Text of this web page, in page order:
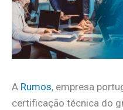
A Rumos, empresa
certificação técnica do